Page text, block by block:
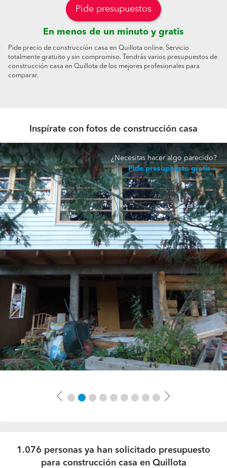
Pide presupuestos
En menos de un minuto y gratis
Pide precio de construcción casa en Quillota online. Servicio
totalmente gratuito y sin compromiso. Tendrás varios presupuestos de
construcción casa en Quillota de los mejores profesionales para
comparar.
Inspírate con fotos de construcción casa
¿Necesitas hacer algo parecido?
Pide presupuesto gratis
Previous Next
1.076 personas ya han solicitado presupuesto
para construcción casa en Quillota